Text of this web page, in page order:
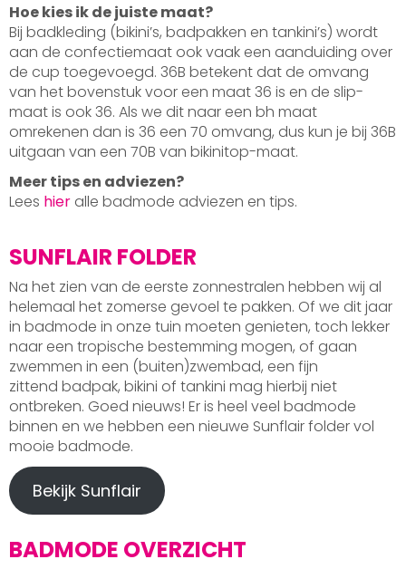
Hoe kies ik de juiste maat?
Bij badkleding (bikini’s, badpakken en tankini’s) wordt
aan de confectiemaat ook vaak een aanduiding over
de cup toegevoegd. 36B betekent dat de omvang
van het bovenstuk voor een maat 36 is en de slip-
maat is ook 36. Als we dit naar een bh maat
omrekenen dan is 36 een 70 omvang, dus kun je bij 36B
uitgaan van een 70B van bikinitop-maat.
Meer tips en adviezen?
Lees hier alle badmode adviezen en tips.
SUNFLAIR FOLDER
Na het zien van de eerste zonnestralen hebben wij al
helemaal het zomerse gevoel te pakken. Of we dit jaar
in badmode in onze tuin moeten genieten, toch lekker
naar een tropische bestemming mogen, of gaan
zwemmen in een (buiten)zwembad, een fijn
zittend badpak, bikini of tankini mag hierbij niet
ontbreken. Goed nieuws! Er is heel veel badmode
binnen en we hebben een nieuwe Sunflair folder vol
mooie badmode.
Bekijk Sunflair
BADMODE OVERZICHT